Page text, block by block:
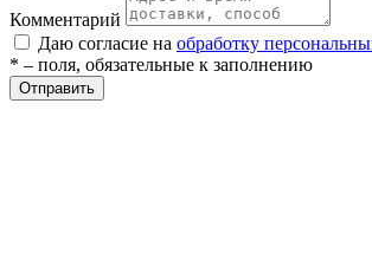
Комментарий
Даю согласие на обработку
* – поля, обязательные к заполнению
Отправить